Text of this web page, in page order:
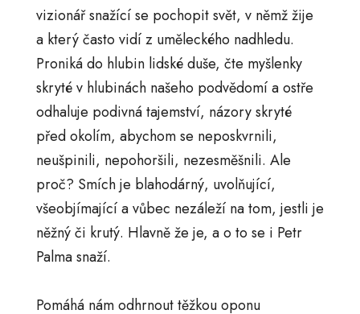
vizionář snažící se pochopit svět, v němž žije
a který často vidí z uměleckého nadhledu.
Proniká do hlubin lidské duše, čte myšlenky
skryté v hlubinách našeho podvědomí a ostře
odhaluje podivná tajemství, názory skryté
před okolím, abychom se neposkvrnili,
neušpinili, nepohoršili, nezesměšnili. Ale
proč? Smích je blahodárný, uvolňující,
všeobjímající a vůbec nezáleží na tom, jestli je
něžný či krutý. Hlavně že je, a o to se i Petr
Palma snaží.
Pomáhá nám odhrnout těžkou oponu